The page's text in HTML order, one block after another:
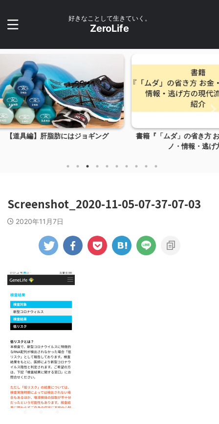
好きなことして生きていく。
ZeroLife
ング
書籍『「ムダ」の省き方 お金・時間・モ
【
Screenshot_2020-11-05-07-37-07-03
2020年11月7日